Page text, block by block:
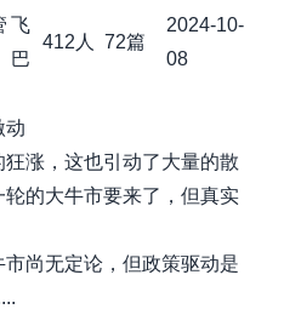
飞
巴
412人 72篇
2024-10-
08
动
涨，这也引动了大量的散
轮的大牛市要来了，但真实
尚无定论，但政策驱动是